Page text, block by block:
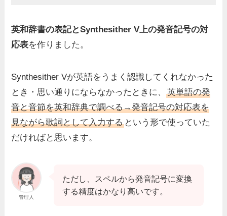
英和辞書の表記とSynthesither V上の発音記号の対
応表を作りました。
Synthesither Vが英語をうまく認識してくれなかった
とき・思い通りにならなかったときに、英単語の発
音と音節を英和辞典で調べる→発音記号の対応表を
見ながら歌詞として入力する という形で使っていた
だければと思います。
管理人
ただし、スペルから発音記号に変換
する精度はかなり高いです。